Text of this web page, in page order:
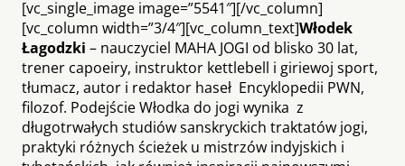
[vc_single_image image=”5541″][/vc_column]
[vc_column width=”3/4″][vc_column_text]Włodek
Łagodzki – nauczyciel MAHA JOGI od blisko 30 lat,
trener capoeiry, instruktor kettlebell i giriewoj sport,
tłumacz, autor i redaktor haseł Encyklopedii PWN,
filozof. Podejście Włodka do jogi wynika z
długotrwałych studiów sanskryckich traktatów jogi,
praktyki różnych ścieżek u mistrzów indyjskich i